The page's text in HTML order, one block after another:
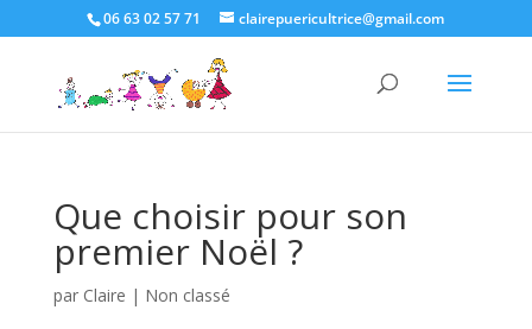
06 63 02 57 71 clairepuericultrice@gmail.com
Que choisir pour son
premier Noël ?
par Claire | Non classé